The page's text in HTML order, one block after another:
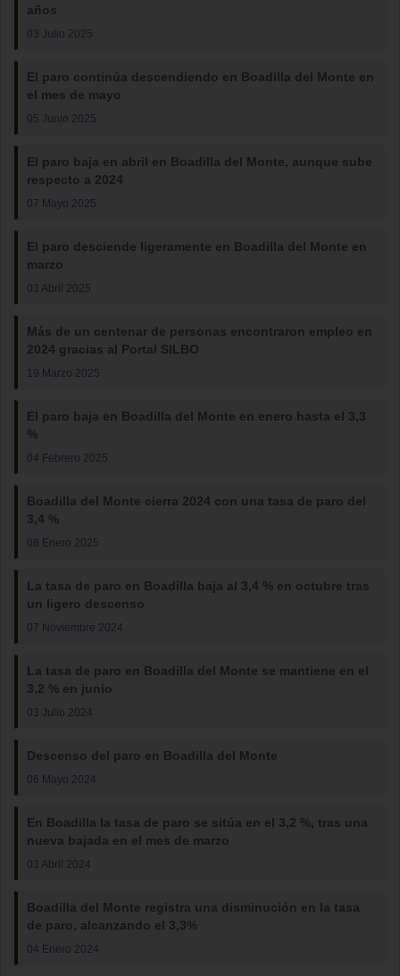
años
03 Julio 2025
El paro continúa descendiendo en Boadilla del Monte en
el mes de mayo
05 Junio 2025
El paro baja en abril en Boadilla del Monte, aunque sube
respecto a 2024
07 Mayo 2025
El paro desciende ligeramente en Boadilla del Monte en
marzo
03 Abril 2025
Más de un centenar de personas encontraron empleo en
2024 gracias al Portal SILBO
19 Marzo 2025
El paro baja en Boadilla del Monte en enero hasta el 3,3
%
04 Febrero 2025
Boadilla del Monte cierra 2024 con una tasa de paro del
3,4 %
08 Enero 2025
La tasa de paro en Boadilla baja al 3,4 % en octubre tras
un ligero descenso
07 Noviembre 2024
La tasa de paro en Boadilla del Monte se mantiene en el
3,2 % en junio
03 Julio 2024
Descenso del paro en Boadilla del Monte
06 Mayo 2024
En Boadilla la tasa de paro se sitúa en el 3,2 %, tras una
nueva bajada en el mes de marzo
03 Abril 2024
Boadilla del Monte registra una disminución en la tasa
de paro, alcanzando el 3,3%
04 Enero 2024